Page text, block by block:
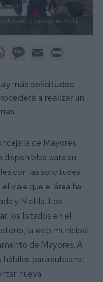
de octubre con destino Melilla.
WhatsAppMessage
Email
más solicitudes
a realizar un
de Mayores,
disponibles para su
con las solicitudes
viaje que el área ha
y Melilla. Los
los listados en el
la web municipal
de Mayores. A
para subsanar
nueva